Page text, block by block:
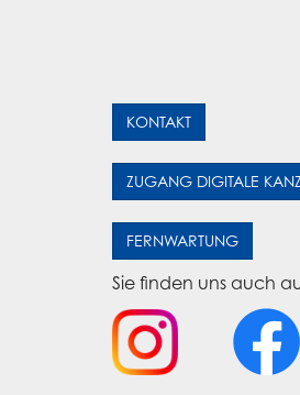
KONTAKT
ZUGANG DIGITALE
FERNWARTUNG
Sie finden uns auch